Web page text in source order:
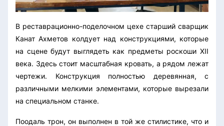
В реставрационно-поделочном цехе старший сварщик
Канат Ахметов колдует над конструкциями, которые
на сцене будут выглядеть как предметы роскоши XII
века. Здесь стоит масштабная кровать, а рядом лежат
чертежи. Конструкция полностью деревянная, с
различными мелкими элементами, которые вырезали
на специальном станке.
Поодаль трон, он выполнен в той же стилистике, что и